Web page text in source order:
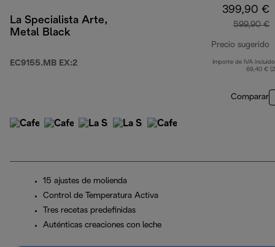
La Specialista Arte,
Metal Black
EC9155.MB EX:2
399,90 €
599,90 €
Precio sugerido
Importe de IVA
69,40 €
Comparar
15 ajustes de molienda
Control de Temperatura Activa
Tres recetas predefinidas
Auténticas creaciones con leche